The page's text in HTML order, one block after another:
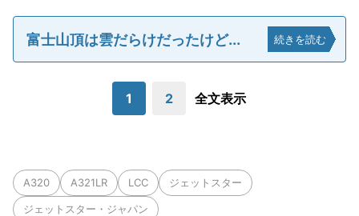
富士山頂は雲だらけだったけど... 続きを読む
1 2 全文表示
A320 A321LR LCC ジェットスター
ジェットスター・ジャパン